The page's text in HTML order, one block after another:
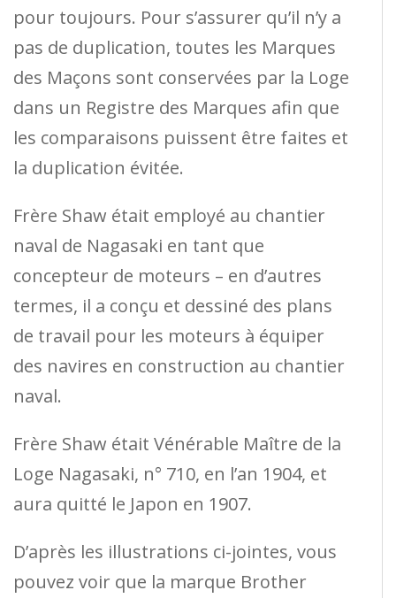
pour toujours. Pour s’assurer qu’il n’y a
pas de duplication, toutes les Marques
des Maçons sont conservées par la Loge
dans un Registre des Marques afin que
les comparaisons puissent être faites et
la duplication évitée.
Frère Shaw était employé au chantier
naval de Nagasaki en tant que
concepteur de moteurs – en d’autres
termes, il a conçu et dessiné des plans
de travail pour les moteurs à équiper
des navires en construction au chantier
naval.
Frère Shaw était Vénérable Maître de la
Loge Nagasaki, n° 710, en l’an 1904, et
aura quitté le Japon en 1907.
D’après les illustrations ci-jointes, vous
pouvez voir que la marque Brother